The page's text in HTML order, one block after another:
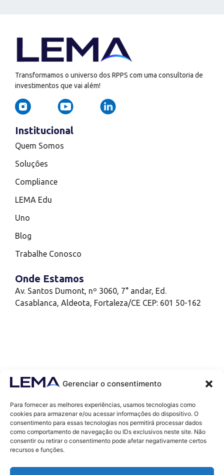
Gerenciar o consentimento
Para fornecer as melhores experiências, usamos tecnologias como
cookies para armazenar e/ou acessar informações do dispositivo. O
consentimento para essas tecnologias nos permitirá processar dados
como comportamento de navegação ou IDs exclusivos neste site. Não
consentir ou retirar o consentimento pode afetar negativamente certos
recursos e funções.
Transformamos o universo dos RPPS com uma consultoria de
investimentos que vai além!
Institucional
Quem Somos
Soluções
Compliance
LEMA Edu
Uno
Blog
Trabalhe Conosco
Onde Estamos
Av. Santos Dumont, nº 3060, 7° andar, Ed.
Casablanca, Aldeota, Fortaleza/CE CEP: 601 50-162
Contatos
contato@lemaef.com.br
(85) 99868-3664